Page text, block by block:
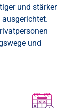
und stärker
und